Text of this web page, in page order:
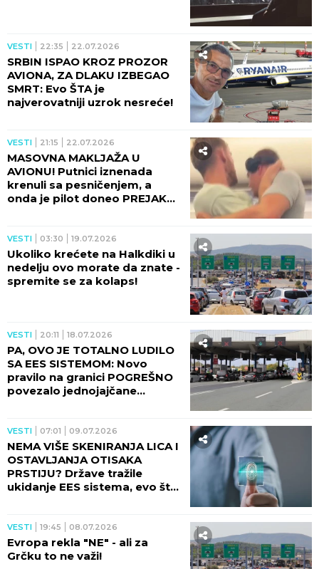
VESTI 22:35 22.07.2026
SRBIN ISPAO KROZ PROZOR
AVIONA, ZA DLAKU IZBEGAO
SMRT: Evo ŠTA je
najverovatniji uzrok nesreće!
VESTI 21:15 22.07.2026
MASOVNA MAKLJAŽA U
AVIONU! Putnici iznenada
krenuli sa pesničenjem, a
onda je pilot doneo PREJAKU
VESTI 03:30 19.07.2026
Ukoliko krećete na Halkdiki u
nedelju ovo morate da znate -
spremite se za kolaps!
VESTI 20:11 18.07.2026
PA, OVO JE TOTALNO LUDILO
SA EES SISTEMOM: Novo
pravilo na granici POGREŠNO
povezalo jednojajčane
VESTI 07:01 09.07.2026
NEMA VIŠE SKENIRANJA LICA I
OSTAVLJANJA OTISAKA
PRSTIJU? Države tražile
ukidanje EES sistema, evo šta
VESTI 19:45 08.07.2026
Evropa rekla "NE" - ali za
Grčku to ne važi!